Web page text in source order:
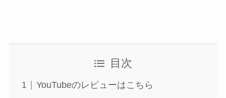
目次
YouTubeのレビューはこちら